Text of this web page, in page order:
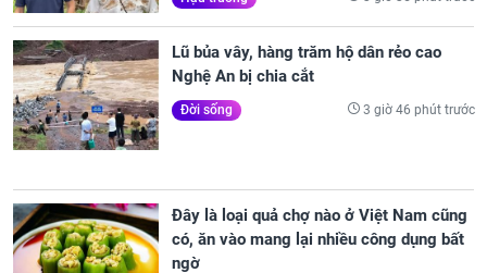
Lũ bủa vây, hàng trăm hộ dân rẻo cao
Nghệ An bị chia cắt
Đời sống 3 giờ 46 phút trước
Đây là loại quả chợ nào ở Việt Nam cũng
có, ăn vào mang lại nhiều công dụng bất
ngờ